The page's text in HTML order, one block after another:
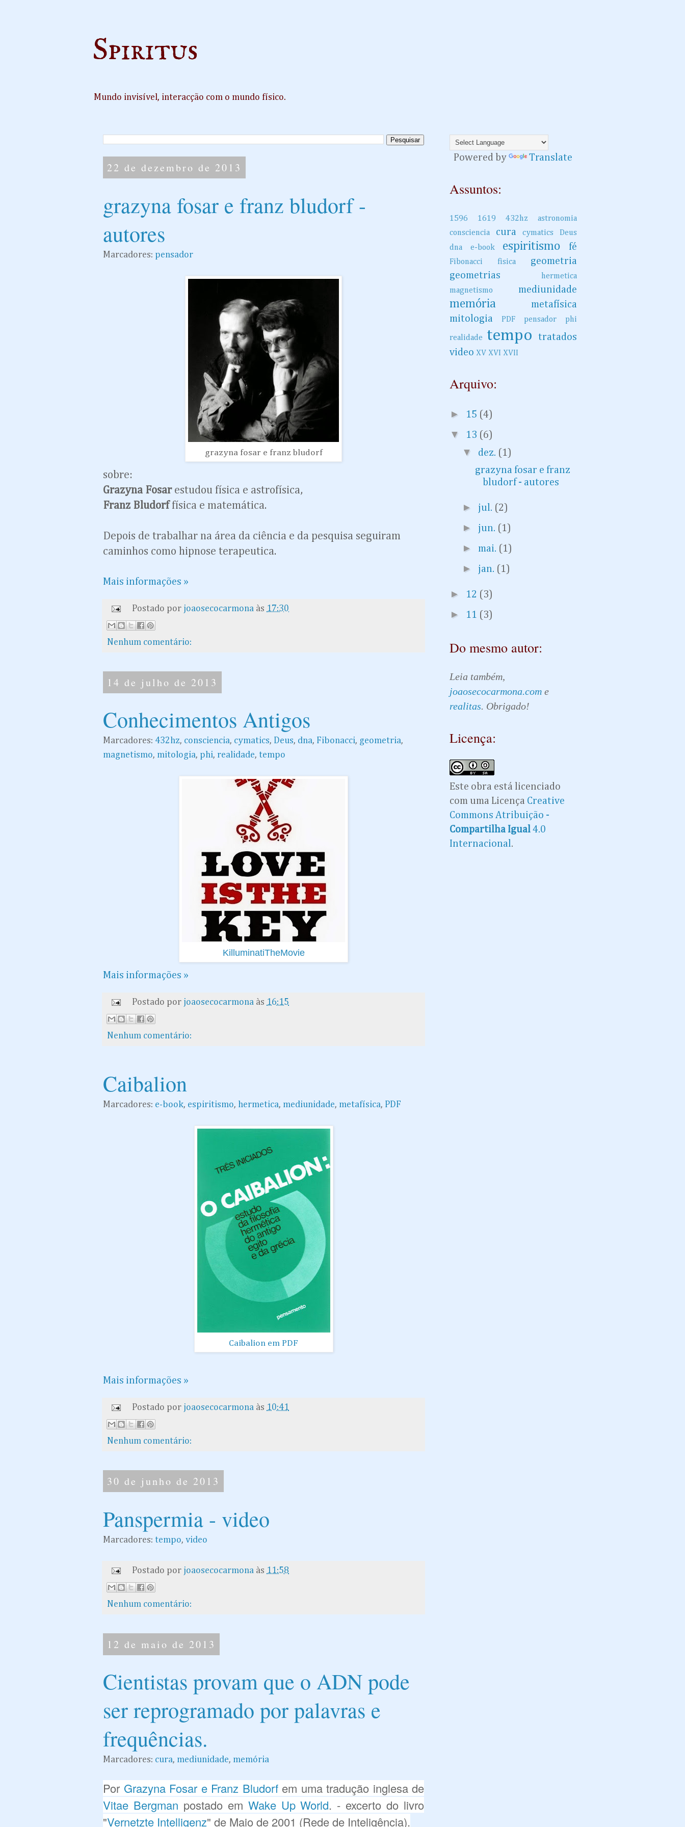
Spiritus
Mundo invisível, interacção com o mundo físico.
22 de dezembro de 2013
grazyna fosar e franz bludorf -
autores
Marcadores: pensador
grazyna fosar e franz bludorf
sobre:
Grazyna Fosarestudou física e astrofísica,
Franz Bludorffísica e matemática.
Depois de trabalhar na área da ciência e da pesquisa seguiram
caminhos como hipnose terapeutica.
Mais informações »
Postado por joaosecocarmona às 17:30
Nenhum comentário:
14 de julho de 2013
Conhecimentos Antigos
Marcadores: 432hz, consciencia, cymatics, Deus, dna, Fibonacci, geometria,
magnetismo, mitologia, phi, realidade, tempo
KilluminatiTheMovie
Mais informações »
Postado por joaosecocarmona às 16:15
Nenhum comentário:
Caibalion
Marcadores: e-book, espiritismo, hermetica, mediunidade, metafísica, PDF
Caibalion em PDF
Mais informações »
Postado por joaosecocarmona às 10:41
Nenhum comentário:
30 de junho de 2013
Panspermia - video
Marcadores: tempo, video
Postado por joaosecocarmona às 11:58
Nenhum comentário:
12 de maio de 2013
Cientistas provam que o ADN pode
ser reprogramado por palavras e
frequências.
Marcadores: cura, mediunidade, memória
Por Grazyna Fosar e Franz Bludorfem uma tradução inglesa de
Vitae Bergman postado em Wake Up World. - excerto do livro
"Vernetzte Intelligenz" de Maio de 2001 (Rede de Inteligência).
Powered by Translate
Assuntos:
1596 1619 432hz
astronomia
consciencia
cura cymatics
Deus
dna
e-book espiritismo fé
Fibonacci fisica
geometria
geometrias
hermetica
magnetismo
mediunidade
memória
metafísica
mitologia
PDF pensador phi
realidade tempo
tratados
video XV XVI XVII
Arquivo:
► 15 (4)
▼ 13 (6)
▼ dez. (1)
grazyna fosar e franz
bludorf - autores
► jul. (2)
► jun. (1)
► mai. (1)
► jan. (1)
► 12 (3)
► 11 (3)
Do mesmo autor:
Leia também,
joaosecocarmona.com e
realitas. Obrigado!
Licença:
Este obra está licenciado
com uma Licença Creative
Commons Atribuição -
Compartilha Igual 4.0
Internacional.